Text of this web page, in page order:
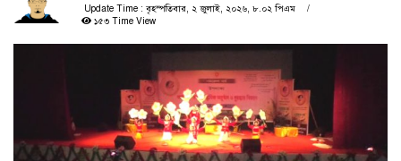
Update Time : বৃহস্পতিবার, ২ জুলাই, ২০২৬, ৮.০২ পিএম
১৫৩ Time View